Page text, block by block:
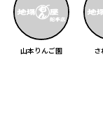
山本りんご園